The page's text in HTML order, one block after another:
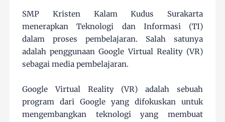
SMP Kristen Kalam Kudus Surakarta
menerapkan Teknologi dan Informasi (TI)
dalam proses pembelajaran. Salah satunya
adalah penggunaan Google Virtual Reality (VR)
sebagai media pembelajaran.
Google Virtual Reality (VR) adalah sebuah
program dari Google yang difokuskan untuk
mengembangkan teknologi yang membuat